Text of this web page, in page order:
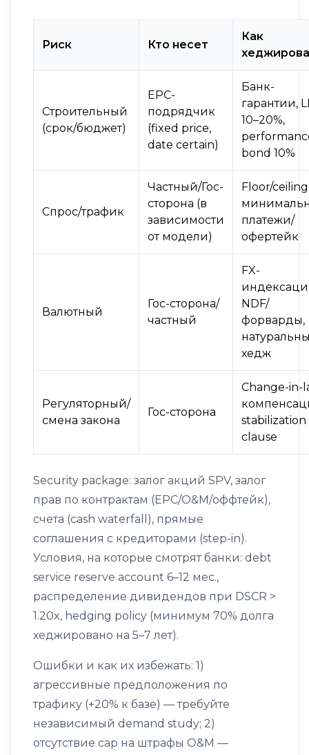
Риск Кто несет
Как
Строительный
(срок/бюджет)
EPC-
подрядчик
(fixed price,
date certain)
Банк-
гарантии,
10–20%,
bond 10%
Спрос/трафик
Частный/Гос-
сторона (в
зависимости
от модели)
Floor/
платежи/
офертейк
Валютный
Гос-сторона/
частный
FX-
NDF/
форварды,
хедж
Регуляторный/
смена закона
Гос-сторона
Change-in-
stabilization
clause
Security package: залог акций SPV, залог
прав по контрактам (EPC/O&M/оффтейк),
счета (cash waterfall), прямые
соглашения с кредиторами (step-in).
Условия, на которые смотрят банки: debt
service reserve account 6–12 мес.,
распределение дивидендов при DSCR >
1.20x, hedging policy (минимум 70% долга
хеджировано на 5–7 лет).
Ошибки и как их избежать: 1)
агрессивные предположения по
трафику (+20% к базе) — требуйте
независимый demand study; 2)
отсутствие cap на штрафы O&M —